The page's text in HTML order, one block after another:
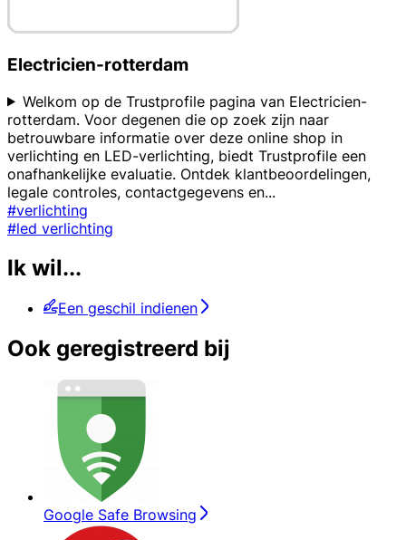
Electricien-rotterdam
Welkom op de Trustprofile pagina van Electricien-
rotterdam. Voor degenen die op zoek zijn naar
betrouwbare informatie over deze online shop in
verlichting en LED-verlichting, biedt Trustprofile een
onafhankelijke evaluatie. Ontdek klantbeoordelingen,
legale controles, contactgegevens en...
#verlichting
#led verlichting
Ik wil...
Een geschil indienen
Ook geregistreerd bij
Google Safe Browsing